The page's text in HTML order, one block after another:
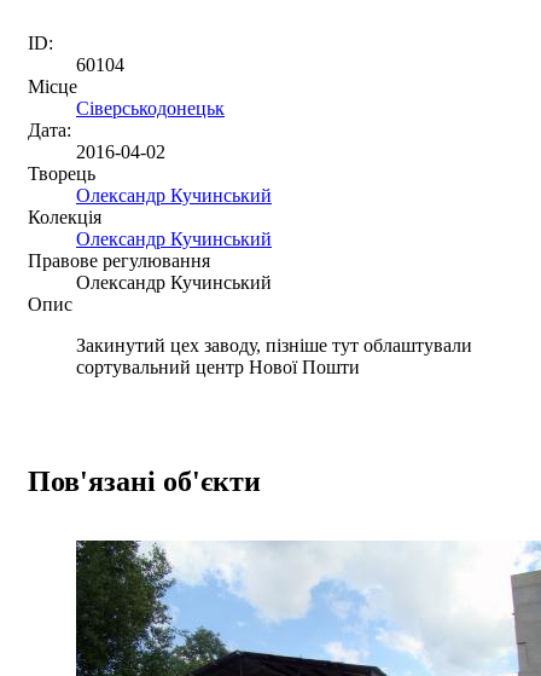
ID:
60104
Місце
Сіверськодонецьк
Дата:
2016-04-02
Творець
Олександр Кучинський
Колекція
Олександр Кучинський
Правове регулювання
Олександр Кучинський
Опис
Закинутий цех заводу, пізніше тут облаштували
сортувальний центр Нової Пошти
Пов'язані об'єкти